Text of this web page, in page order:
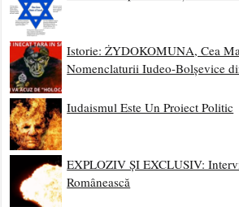
Istorie: ŻYDOKOMUNA, Cea
Nomenclaturii Iudeo-Bolșevice
Iudaismul Este Un Proiect Politic
EXPLOZIV ȘI EXCLUSIV:
Românească